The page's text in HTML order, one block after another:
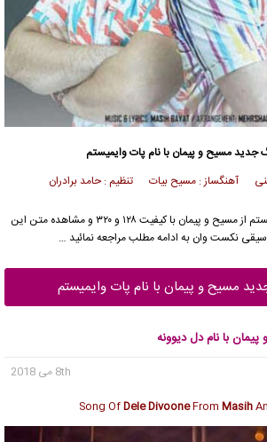
جدیدمسیح وپیمان با نام پات وایمیستم
آهنگساز : مسیح بیات تنظیم : حامد برادران
ازمسیح و پیمان
با کیفیت ۱۲۸ و ۳۲۰ و مشاهده متن این
نکست وان به ادامه مطلب مراجعه نمائید …
مسیح و پیمان با نام پات وایمیستم
با نام دل دیوونه
8th می 2018
Song OfDele DivooneFrom Masih